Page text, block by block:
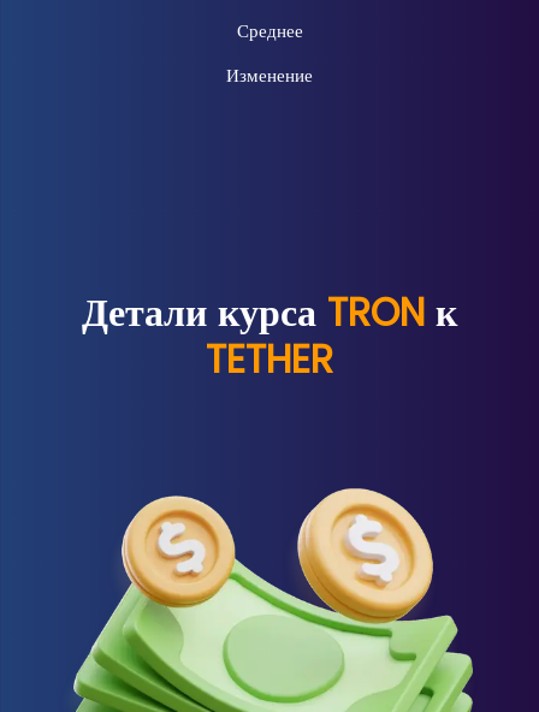
Среднее
Изменение
Детали курса TRON к
TETHER